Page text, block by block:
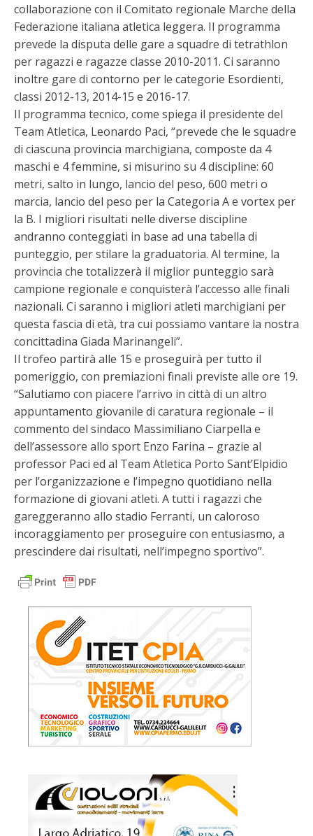
collaborazione con il Comitato regionale Marche della
Federazione italiana atletica leggera. Il programma
prevede la disputa delle gare a squadre di tetrathlon
per ragazzi e ragazze classe 2010-2011. Ci saranno
inoltre gare di contorno per le categorie Esordienti,
classi 2012-13, 2014-15 e 2016-17.
Il programma tecnico, come spiega il presidente del
Team Atletica, Leonardo Paci, “prevede che le squadre
di ciascuna provincia marchigiana, composte da 4
maschi e 4 femmine, si misurino su 4 discipline: 60
metri, salto in lungo, lancio del peso, 600 metri o
marcia, lancio del peso per la Categoria A e vortex per
la B. I migliori risultati nelle diverse discipline
andranno conteggiati in base ad una tabella di
punteggio, per stilare la graduatoria. Al termine, la
provincia che totalizzerà il miglior punteggio sarà
campione regionale e conquisterà l’accesso alle finali
nazionali. Ci saranno i migliori atleti marchigiani per
questa fascia di età, tra cui possiamo vantare la nostra
concittadina Giada Marinangeli”.
Il trofeo partirà alle 15 e proseguirà per tutto il
pomeriggio, con premiazioni finali previste alle ore 19.
“Salutiamo con piacere l’arrivo in città di un altro
appuntamento giovanile di caratura regionale – il
commento del sindaco Massimiliano Ciarpella e
dell’assessore allo sport Enzo Farina – grazie al
professor Paci ed al Team Atletica Porto Sant’Elpidio
per l’organizzazione e l’impegno quotidiano nella
formazione di giovani atleti. A tutti i ragazzi che
gareggeranno allo stadio Ferranti, un caloroso
incoraggiamento per proseguire con entusiasmo, a
prescindere dai risultati, nell’impegno sportivo”.